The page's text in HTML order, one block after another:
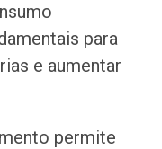
para
e aumentar
permite